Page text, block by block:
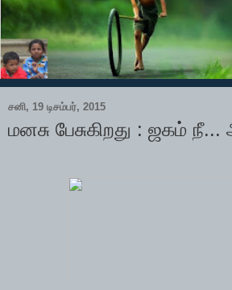
சனி, 19 டிசம்பர், 2015
மனசு பேசுகிறது : ஜகம்